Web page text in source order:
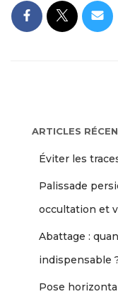
ARTICLES
Éviter les
Palissade
occultation et
Abattage :
indispensable
Pose